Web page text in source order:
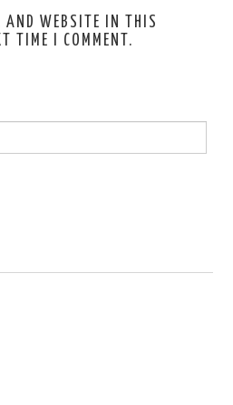
AND WEBSITE IN THIS
TIME I COMMENT.